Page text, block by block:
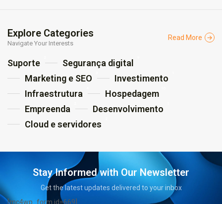
Explore Categories
Navigate Your Interests
Read More
Suporte Segurança digital
Marketing e SEO Investimento
Infraestrutura Hospedagem
Empreenda Desenvolvimento
Cloud e servidores
Stay Informed with Our Newsletter
Get the latest updates delivered to your inbox
[mc4wp_form id=669]